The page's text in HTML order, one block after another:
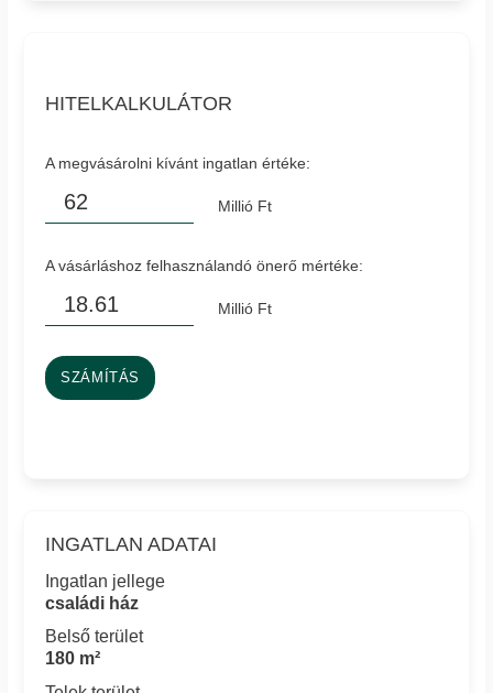
HITELKALKULÁTOR
A megvásárolni kívánt ingatlan értéke:
Millió Ft
A vásárláshoz felhasználandó önerő mértéke:
Millió Ft
SZÁMÍTÁS
INGATLAN ADATAI
Ingatlan jellege
családi ház
Belső terület
180 m²